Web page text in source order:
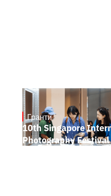
Гранти
10th Singapore
Photography Festival